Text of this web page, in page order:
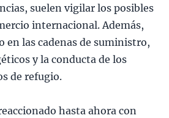
suelen vigilar los posibles
internacional. Además,
en las cadenas de suministro,
y la conducta de los
de refugio.
hasta ahora con